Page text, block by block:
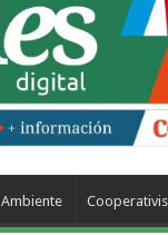
Ambiente